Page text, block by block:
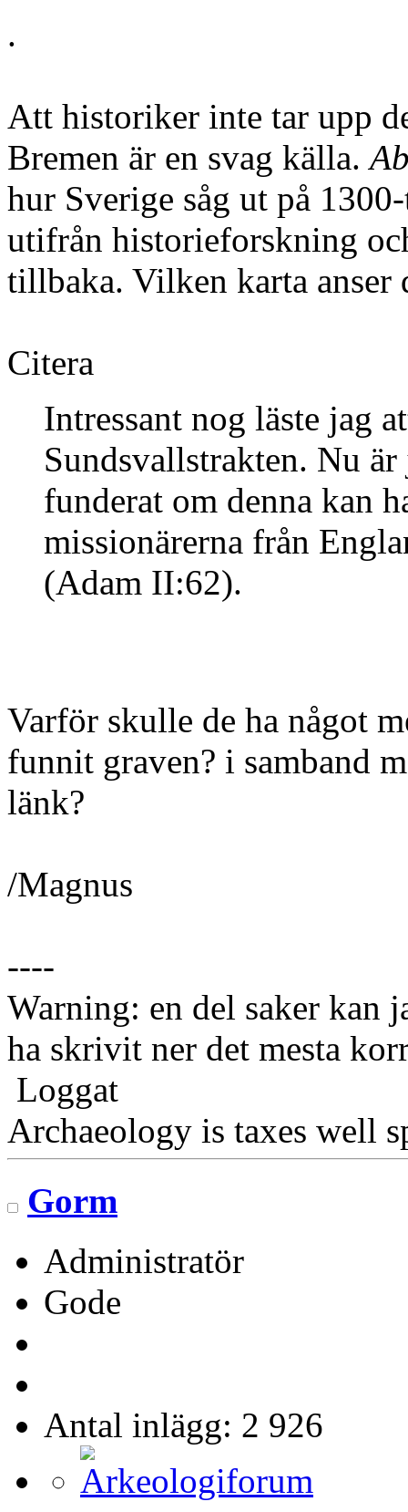
.
Att historiker inte tar upp
Bremen är en svag källa.
hur Sverige såg ut på
utifrån historieforskning
tillbaka. Vilken karta anser
Citera
Intressant nog läste jag
Sundsvallstrakten. Nu
funderat om denna kan
missionärerna från
(Adam II:62).
Varför skulle de ha något
funnit graven? i samband
länk?
/Magnus
----
Warning: en del saker kan
ha skrivit ner det mesta
Loggat
Archaeology is taxes well
Gorm
Administratör
Gode
Antal inlägg: 2 926